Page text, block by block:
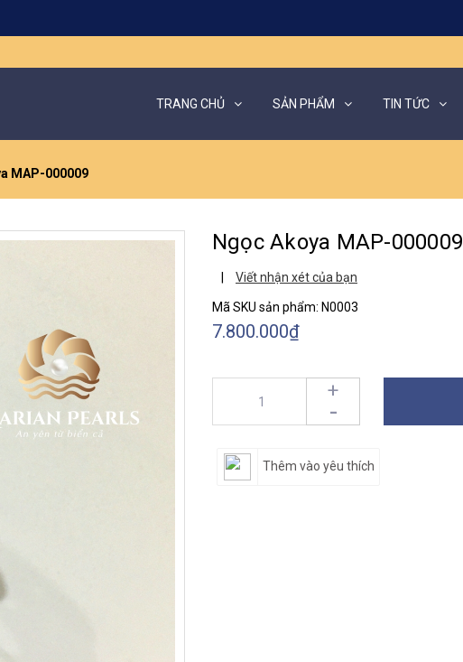
TRANG CHỦ SẢN PHẨM TIN TỨC
MAP-000009
Ngọc Akoya MAP-000009
Viết nhận xét của bạn
Mã SKU sản phẩm: N0003
7.800.000₫
+
-
Thêm vào yêu thích